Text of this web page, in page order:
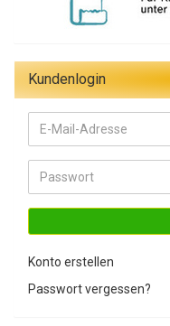
Kundenlogin
E-
Mail-
Adresse
Passwort
Konto erstellen
Passwort vergessen?